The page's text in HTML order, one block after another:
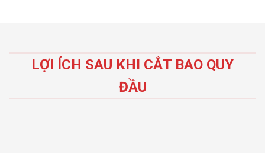
LỢI ÍCH SAU KHI CẮT BAO QUY
ĐẦU